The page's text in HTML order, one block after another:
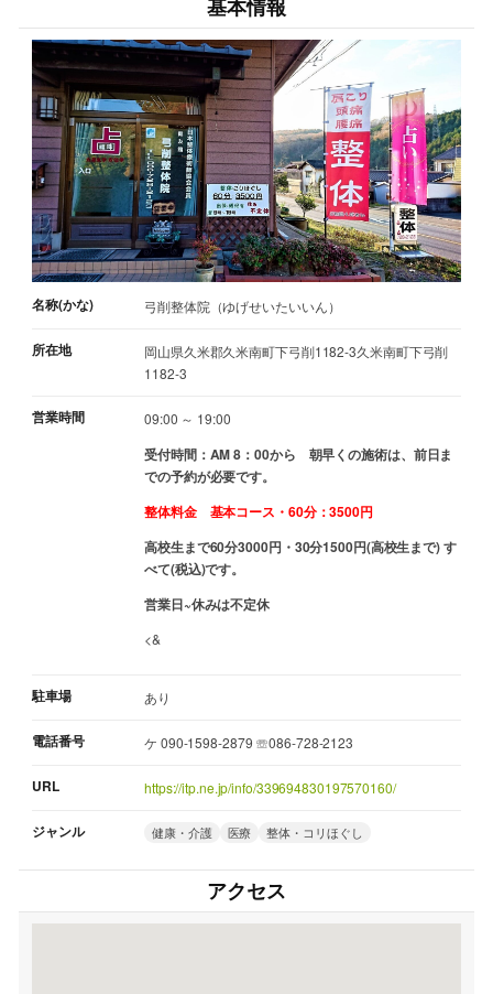
基本情報
名称(かな) 弓削整体院（ゆげせいたいいん）
所在地
岡山県久米郡久米南町下弓削1182-3久米南町下弓削
1182-3
営業時間 09:00 ～ 19:00
受付時間：AM 8：00から 朝早くの施術は、前日ま
での予約が必要です。
整体料金 基本コース・60分：3500円
高校生まで60分3000円・30分1500円(高校生まで) す
べて(税込)です。
営業日~休みは不定休
<&
駐車場 あり
電話番号 ケ 090-1598-2879 ☏086-728-2123
URL https://itp.ne.jp/info/339694830197570160/
ジャンル 健康・介護 医療 整体・コリほぐし
アクセス